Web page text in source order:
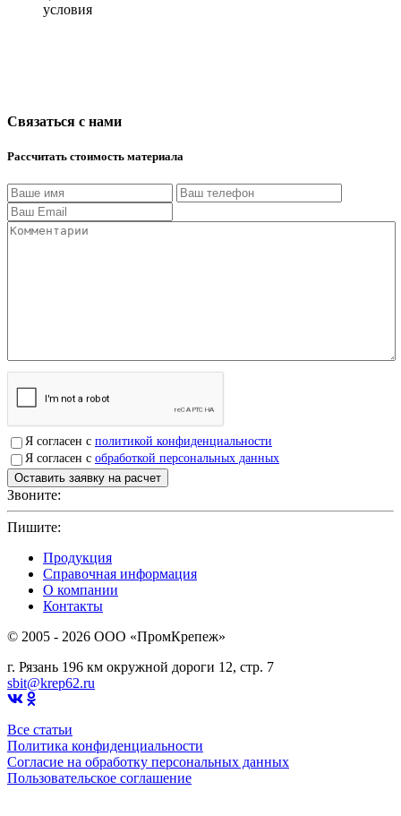
условия
Связаться с нами
Рассчитать стоимость материала
Я согласен с политикой конфиденциальности
Я согласен с обработкой персональных данных
Звоните:
Пишите:
Продукция
Справочная информация
О компании
Контакты
© 2005 - 2026 OOO «ПромКрепеж»
г. Рязань 196 км окружной дороги 12, стр. 7
sbit@krep62.ru
Все статьи
Политика конфиденциальности
Согласие на обработку персональных данных
Пользовательское соглашение